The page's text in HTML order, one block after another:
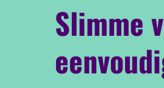
Slimme